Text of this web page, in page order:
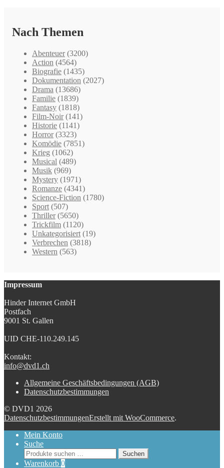
Nach Themen
Abenteuer (3200)
Action (4564)
Biografie (1435)
Dokumentation (2027)
Drama (13686)
Familie (1839)
Fantasy (1818)
Film-Noir (141)
Historie (1141)
Horror (3323)
Komödie (7851)
Krieg (1062)
Musical (489)
Musik (969)
Mystery (1971)
Romanze (4341)
Science-Fiction (1780)
Sport (507)
Thriller (5650)
Trickfilm (1120)
Unkategorisiert (19)
Verbrechen (3818)
Western (563)
Impressum
Hinder Internet GmbH
Postfach
9001 St. Gallen
UID CHE-110.249.145
Kontakt:
info@dvd1.ch
Allgemeine Geschäftsbedingungen (AGB)
Datenschutzbestimmungen
© DVD1 2026
DatenschutzbestimmungenErstellt mit WooCommerce.
Mein Konto
Suche
Suchen
nach:
Suchen
Warenkorb 0